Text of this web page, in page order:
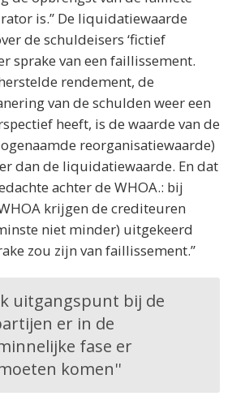
is.” De liquidatiewaarde
de schuldeisers ‘fictief
sprake van een faillissement.
rendement, de
van de schulden weer een
heeft, is de waarde van de
reorganisatiewaarde)
dan de liquidatiewaarde. En dat
achter de WHOA.: bij
krijgen de crediteuren
niet minder) uitgekeerd
zou zijn van faillissement.”
uitgangspunt bij de
er in de
fase er
komen''